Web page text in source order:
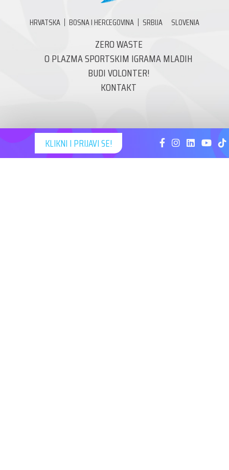
HRVATSKA BOSNA I HERCEGOVINA SRBIJA SLOVENIA
ZERO WASTE
O PLAZMA SPORTSKIM IGRAMA MLADIH
BUDI VOLONTER!
KONTAKT
KLIKNI I PRIJAVI SE!